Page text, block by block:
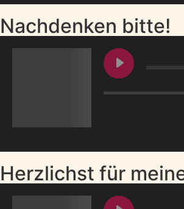
Nachdenken bitte!
Herzlichst für